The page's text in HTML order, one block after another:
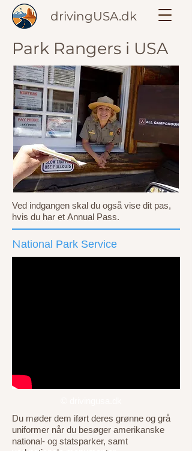
drivingUSA.dk
Park Rangers i USA
Ved indgangen skal du også vise dit pas,
hvis du har et Annual Pass.
National Park Service
Du møder dem iført deres grønne og grå
uniformer når du besøger amerikanske
national- og statsparker, samt